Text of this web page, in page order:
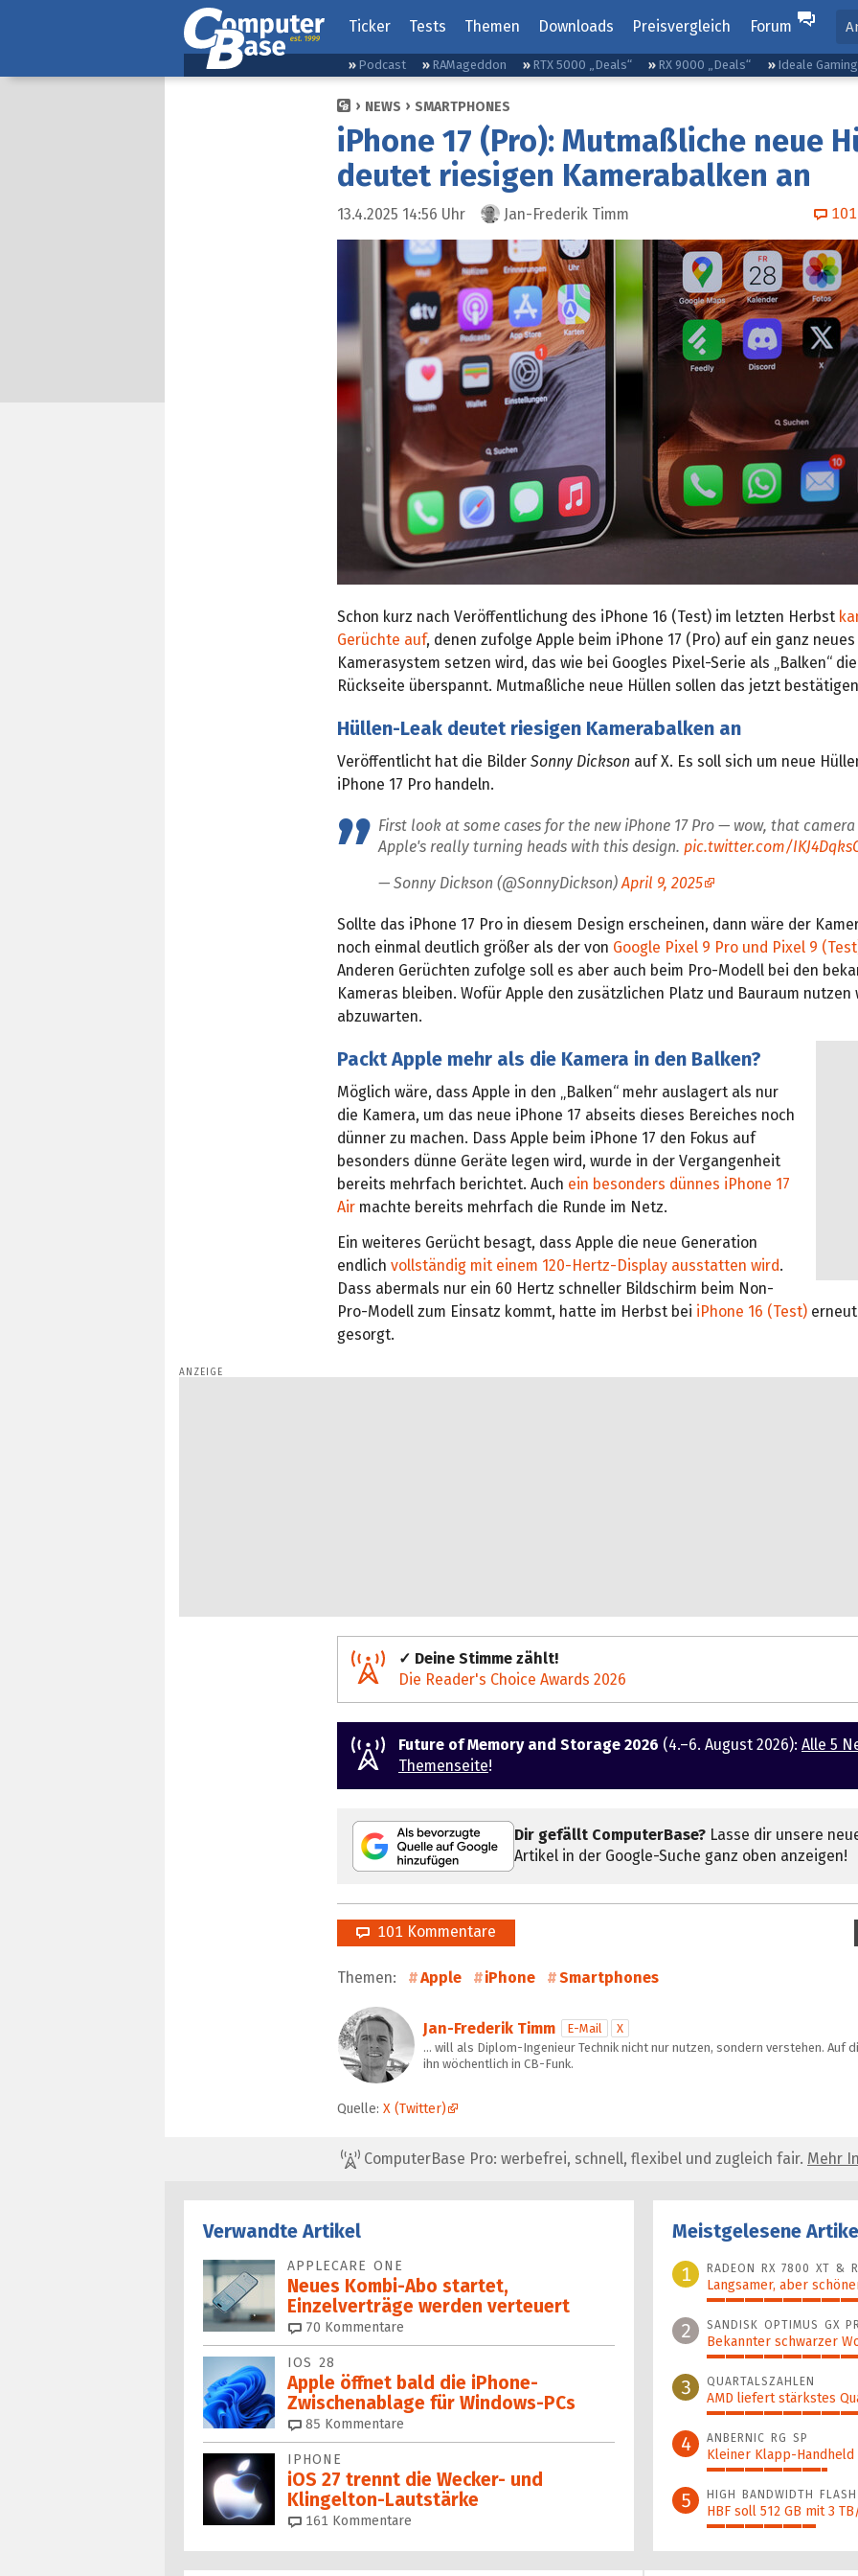
Ticker Tests Themen Downloads Preisvergleich Forum
Podcast RAMageddon RTX 5000 „Deals“ RX 9000 „Deals“ Ideale
NEWS SMARTPHONES
iPhone 17 (Pro): Mutmaßliche neue
deutet riesigen Kamerabalken an
13.4.2025 14:56 Uhr Jan-Frederik Timm 101
Schon kurz nach Veröffentlichung des iPhone 16 (Test) im letzten Herbst
Gerüchte auf, denen zufolge Apple beim iPhone 17 (Pro) auf ein ganz neues
Kamerasystem setzen wird, das wie bei Googles Pixel-Serie als „Balken“
Rückseite überspannt. Mutmaßliche neue Hüllen sollen das jetzt
Hüllen-Leak deutet riesigen Kamerabalken an
Veröffentlicht hat die Bilder Sonny Dickson auf X. Es soll sich um neue
iPhone 17 Pro handeln.
First look at some cases for the new iPhone 17 Pro — wow, that
Apple's really turning heads with this design. pic.twitter.com/
— Sonny Dickson (@SonnyDickson)April 9, 2025
Sollte das iPhone 17 Pro in diesem Design erscheinen, dann wäre der
noch einmal deutlich größer als der von Google Pixel 9 Pro und Pixel 9
Anderen Gerüchten zufolge soll es aber auch beim Pro-Modell bei den
Kameras bleiben. Wofür Apple den zusätzlichen Platz und Bauraum nutzen
abzuwarten.
Packt Apple mehr als die Kamera in den Balken?
Möglich wäre, dass Apple in den „Balken“ mehr auslagert als nur
die Kamera, um das neue iPhone 17 abseits dieses Bereiches noch
dünner zu machen. Dass Apple beim iPhone 17 den Fokus auf
besonders dünne Geräte legen wird, wurde in der Vergangenheit
bereits mehrfach berichtet. Auch ein besonders dünnes iPhone 17
Air machte bereits mehrfach die Runde im Netz.
Ein weiteres Gerücht besagt, dass Apple die neue Generation
endlich vollständig mit einem 120-Hertz-Display ausstatten wird.
Dass abermals nur ein 60 Hertz schneller Bildschirm beim Non-
Pro-Modell zum Einsatz kommt, hatte im Herbst bei iPhone 16 (Test)
gesorgt.
✓ Deine Stimme zählt!
Die Reader's Choice Awards 2026
Future of Memory and Storage 2026 (4.–6. August 2026): Alle 5
Themenseite!
Dir gefällt ComputerBase? Lasse dir unsere
Artikel in der Google-Suche ganz oben anzeigen!
101 Kommentare
Themen: Apple iPhone Smartphones
Jan-Frederik Timm E-Mail
X
… will als Diplom-Ingenieur Technik nicht nur nutzen, sondern verstehen. Auf
ihn wöchentlich in CB-Funk.
Quelle: X (Twitter)
ComputerBase Pro: werbefrei, schnell, flexibel und zugleich fair. Mehr
Verwandte Artikel
APPLECARE ONE
Neues Kombi-Abo startet,
Einzelverträge werden verteuert
70 Kommentare
IOS 28
Apple öffnet bald die iPhone-
Zwischenablage für Windows-PCs
85 Kommentare
IPHONE
iOS 27 trennt die Wecker- und
Klingelton-Lautstärke
161 Kommentare
Meistgelesene
1
RADEON RX 7800 XT &
Langsamer, aber
100%
2 SANDISK OPTIMUS GX
Bekannter schwarzer
55%
3 QUARTALSZAHLEN
AMD liefert stärkstes
41%
4 ANBERNIC RG SP
Kleiner Klapp-
32%
5 HIGH BANDWIDTH FLASH
HBF soll 512 GB mit 3
29%